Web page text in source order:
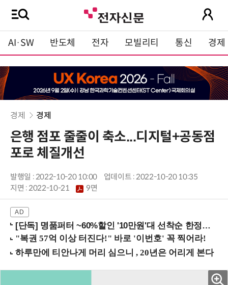
AI·SW 반도체 전자 모빌리티 통신 경제
경제 경제
은행 점포 줄줄이 축소...디지털+공동점
포로 체질개선
발행일 : 2022-10-20 10:00
업데이트 : 2022-10-20 10:35
지면 :2022-10-21 9면
[단독] 명품퍼터 ~60%할인 '10만원'대 선착순 한정판매!